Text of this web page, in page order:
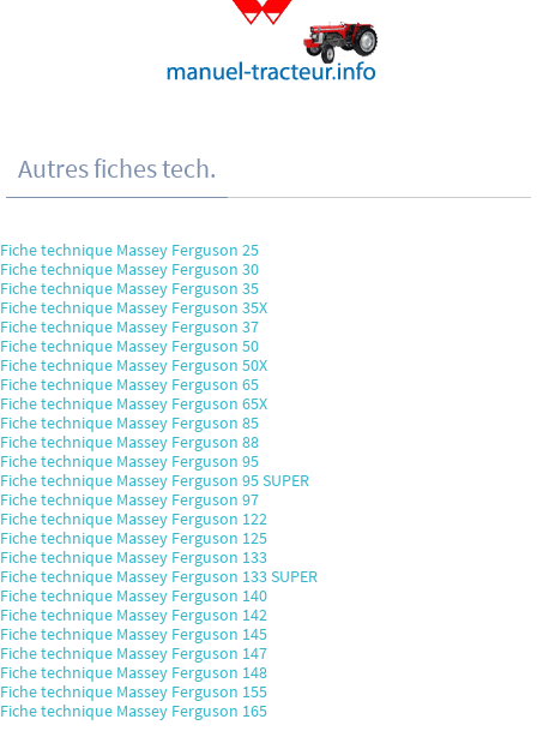
Autres fiches tech.
Fiche technique Massey Ferguson 25
Fiche technique Massey Ferguson 30
Fiche technique Massey Ferguson 35
Fiche technique Massey Ferguson 35X
Fiche technique Massey Ferguson 37
Fiche technique Massey Ferguson 50
Fiche technique Massey Ferguson 50X
Fiche technique Massey Ferguson 65
Fiche technique Massey Ferguson 65X
Fiche technique Massey Ferguson 85
Fiche technique Massey Ferguson 88
Fiche technique Massey Ferguson 95
Fiche technique Massey Ferguson 95 SUPER
Fiche technique Massey Ferguson 97
Fiche technique Massey Ferguson 122
Fiche technique Massey Ferguson 125
Fiche technique Massey Ferguson 133
Fiche technique Massey Ferguson 133 SUPER
Fiche technique Massey Ferguson 140
Fiche technique Massey Ferguson 142
Fiche technique Massey Ferguson 145
Fiche technique Massey Ferguson 147
Fiche technique Massey Ferguson 148
Fiche technique Massey Ferguson 155
Fiche technique Massey Ferguson 165